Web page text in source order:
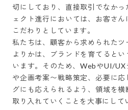
切にしており、直接取引でなか
ェクト進行においては、お客さ
こだわりとしています。
私たちは、顧客から求められたツ
よりかは、ブランドを育てると
います。そのため、WebやUI/UX
や企画考案〜戦略策定、必要に
グにも応えられるよう、領域を
取り入れていくことを大事にして